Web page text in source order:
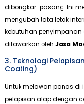
dibongkar-pasang. Ini
mengubah tata letak
kebutuhan
ditawarkan oleh Jasa
3. Teknologi
Coating)
Untuk melawan panas di
pelapisan atap dengan